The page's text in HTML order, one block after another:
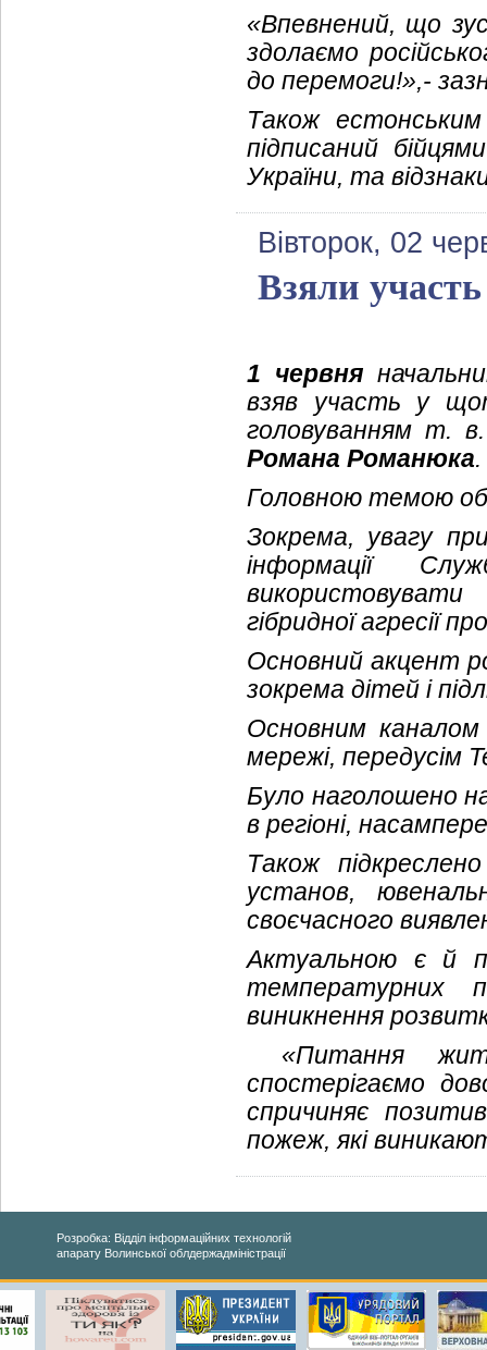
«Впевнений, що
здолаємо
до перемоги!»,-
Також
підписаний
України, та
Вівторок, 02
Взяли
1 червня
взяв участь у
головуванням т. в.
Романа Романюка.
Головною темою
Зокрема, увагу
інформації
гібридної агресії
Основний акцент
зокрема дітей і
Основним
мережі, передусім
Було наголошено
в регіоні,
Також
установ,
своєчасного
Актуальною є й
температурних
виникнення
«Питання
спостерігаємо
спричиняє
пожеж, які
Розробка: Відділ інформаційних технологій
апарату Волинської облдержадміністрації